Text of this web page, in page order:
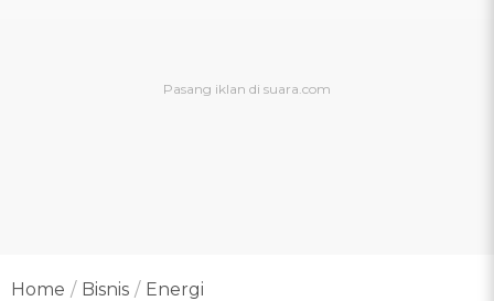
Home Bisnis Energi